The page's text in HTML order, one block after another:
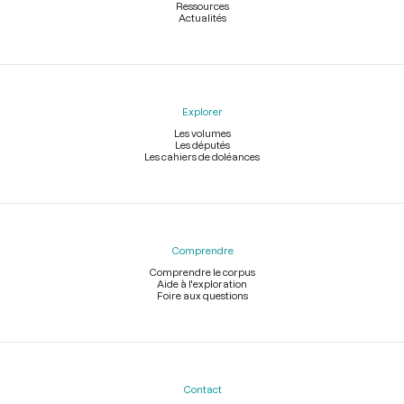
Ressources
Actualités
Explorer
Les volumes
Les députés
Les cahiers de doléances
Comprendre
Comprendre le corpus
Aide à l'exploration
Foire aux questions
Contact